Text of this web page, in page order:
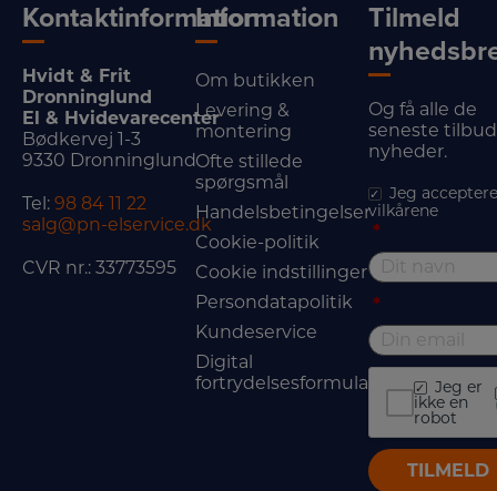
Kontaktinformation
Hvidt & Frit
Dronninglund
El & Hvidevarecenter
Bødkervej 1-3
9330 Dronninglund
Tel: 98 84 11 22
salg@pn-elservice.dk
CVR nr.: 33773595
Information
Om butikken
Levering &
montering
Ofte stillede
spørgsmål
Handelsbetingelser
Cookie-politik
Cookie indstillinger
Persondatapolitik
Kundeservice
Digital
fortrydelsesformular
Tilmeld
Og få alle de
seneste
nyheder.
Jeg
vilkårene
*
*
Jeg er
ikke en
robot